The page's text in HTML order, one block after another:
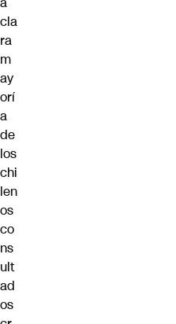
cla
ra
m
ay
orí
a
de
los
chi
len
os
co
ns
ult
ad
os